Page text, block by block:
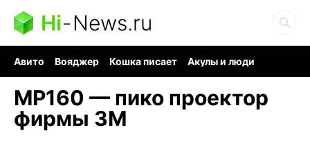
Hi-News.ru
Авито Вояджер Кошка писает
Акулы и люди
MP160 — пико проектор
фирмы 3M